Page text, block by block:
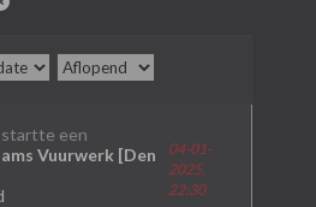
startte een
Vuurwerk [Den
04-01-
2025,
22:30